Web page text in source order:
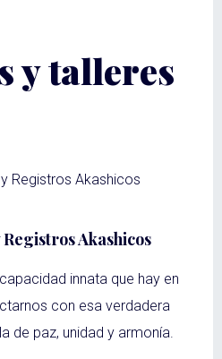
y talleres
Akashicos
innata que hay en
con esa verdadera
de paz, unidad y armonía.